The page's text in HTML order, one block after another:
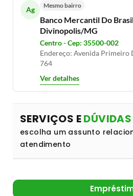
Ag Mesmo bairro
Banco Mercantil Do
Divinopolis/MG
Centro - Cep: 35500-002
Endereço: Avenida Primeiro
764
Ver detalhes
SERVIÇOS E
escolha um assunto
atendimento